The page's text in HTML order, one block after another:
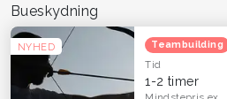
NYHED
Bueskydning
Teambuilding
Tid
1-2 timer